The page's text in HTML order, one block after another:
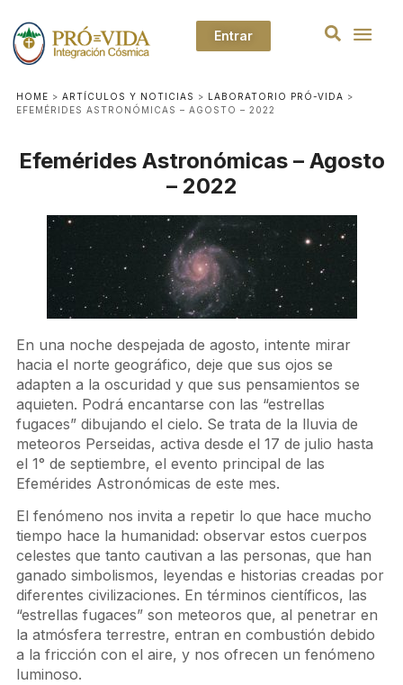
Entrar
HOME > ARTÍCULOS Y NOTICIAS > LABORATORIO PRÓ-VIDA >
EFEMÉRIDES ASTRONÓMICAS – AGOSTO – 2022
Efemérides Astronómicas – Agosto
– 2022
En una noche despejada de agosto, intente mirar
hacia el norte geográfico, deje que sus ojos se
adapten a la oscuridad y que sus pensamientos se
aquieten. Podrá encantarse con las “estrellas
fugaces” dibujando el cielo. Se trata de la lluvia de
meteoros Perseidas, activa desde el 17 de julio hasta
el 1° de septiembre, el evento principal de las
Efemérides Astronómicas de este mes.
El fenómeno nos invita a repetir lo que hace mucho
tiempo hace la humanidad: observar estos cuerpos
celestes que tanto cautivan a las personas, que han
ganado simbolismos, leyendas e historias creadas por
diferentes civilizaciones. En términos científicos, las
“estrellas fugaces” son meteoros que, al penetrar en
la atmósfera terrestre, entran en combustión debido
a la fricción con el aire, y nos ofrecen un fenómeno
luminoso.